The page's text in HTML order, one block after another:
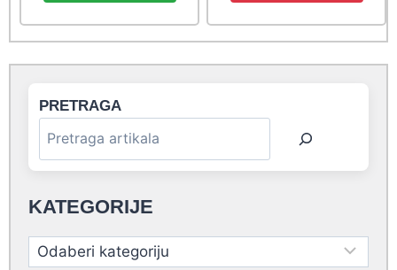
PRETRAGA
KATEGORIJE